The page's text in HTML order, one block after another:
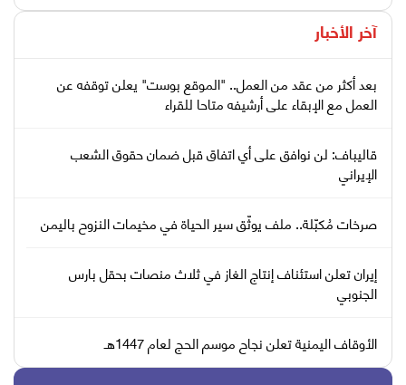
آخر الأخبار
بعد أكثر من عقد من العمل.. "الموقع بوست" يعلن توقفه عن
العمل مع الإبقاء على أرشيفه متاحا للقراء
قاليباف: لن نوافق على أي اتفاق قبل ضمان حقوق الشعب
الإيراني
صرخات مُكبّلة.. ملف يوثّق سير الحياة في مخيمات النزوح باليمن
إيران تعلن استئناف إنتاج الغاز في ثلاث منصات بحقل بارس
الجنوبي
الأوقاف اليمنية تعلن نجاح موسم الحج لعام 1447هـ